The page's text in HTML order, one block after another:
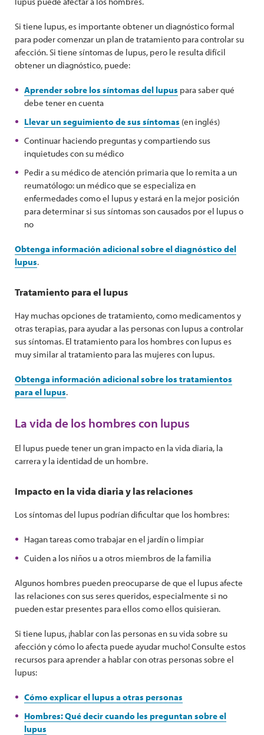
Si tiene lupus, es importante obtener un diagnóstico formal
para poder comenzar un plan de tratamiento para controlar su
afección. Si tiene síntomas de lupus, pero le resulta difícil
obtener un diagnóstico, puede:
Aprender sobre los síntomas del lupus para saber qué
debe tener en cuenta
Llevar un seguimiento de sus síntomas (en inglés)
Continuar haciendo preguntas y compartiendo sus
inquietudes con su médico
Pedir a su médico de atención primaria que lo remita a un
reumatólogo: un médico que se especializa en
enfermedades como el lupus y estará en la mejor posición
para determinar si sus síntomas son causados por el lupus o
no
Obtenga información adicional sobre el diagnóstico del
lupus.
Tratamiento para el lupus
Hay muchas opciones de tratamiento, como medicamentos y
otras terapias, para ayudar a las personas con lupus a controlar
sus síntomas. El tratamiento para los hombres con lupus es
muy similar al tratamiento para las mujeres con lupus.
Obtenga información adicional sobre los tratamientos
para el lupus.
La vida de los hombres con lupus
El lupus puede tener un gran impacto en la vida diaria, la
carrera y la identidad de un hombre.
Impacto en la vida diaria y las relaciones
Los síntomas del lupus podrían dificultar que los hombres:
Hagan tareas como trabajar en el jardín o limpiar
Cuiden a los niños u a otros miembros de la familia
Algunos hombres pueden preocuparse de que el lupus afecte
las relaciones con sus seres queridos, especialmente si no
pueden estar presentes para ellos como ellos quisieran.
Si tiene lupus, ¡hablar con las personas en su vida sobre su
afección y cómo lo afecta puede ayudar mucho! Consulte estos
recursos para aprender a hablar con otras personas sobre el
lupus:
Cómo explicar el lupus a otras personas
Hombres: Qué decir cuando les preguntan sobre el
lupus